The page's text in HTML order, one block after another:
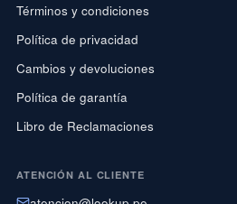
Términos y condiciones
Política de privacidad
Cambios y devoluciones
Política de garantía
Libro de Reclamaciones
ATENCIÓN AL CLIENTE